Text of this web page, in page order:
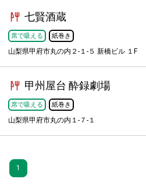
七賢酒蔵
席で吸える 紙巻き
山梨県甲府市丸の内２-１-５ 新橋ビル １F
甲州屋台 酔録劇場
席で吸える 紙巻き
山梨県甲府市丸の内１-７-１
1